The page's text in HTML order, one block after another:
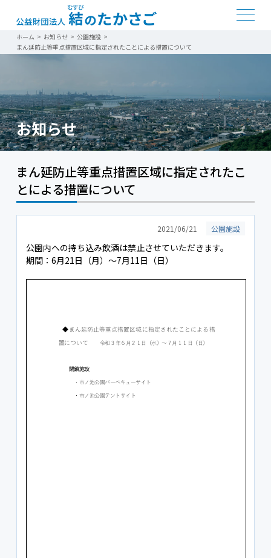
ホーム > お知らせ> 公園施設>
まん延防止等重点措置区域に指定されたことによる措置について
お知らせ
まん延防止等重点措置区域に指定されたこ
とによる措置について
2021/06/21 公園施設
公園内への持ち込み飲酒は禁止させていただきます。
期間：6月21日（月）～7月11日（日）